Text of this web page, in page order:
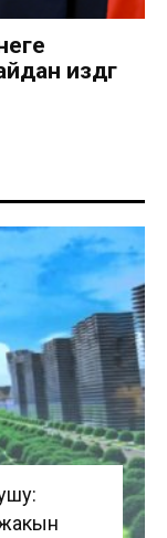
издөөгө